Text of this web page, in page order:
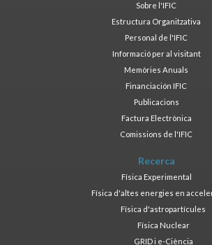
Sobre l'IFIC
Estructura Organitzativa
Personal de l'IFIC
Informació per al visitant
Memòries Anuals
Financiación IFIC
Publicacions
Factura Electrònica
Comissions de l'IFIC
Recerca
Física Experimental
Física d'altes energies en
Física d'astropartícules
Física Nuclear
GRID i e-Ciència